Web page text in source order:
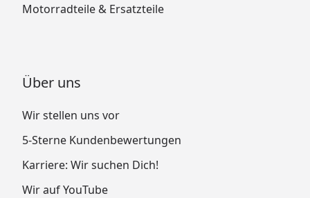
Motorradteile & Ersatzteile
Über uns
Wir stellen uns vor
5-Sterne Kundenbewertungen
Karriere: Wir suchen Dich!
Wir auf YouTube